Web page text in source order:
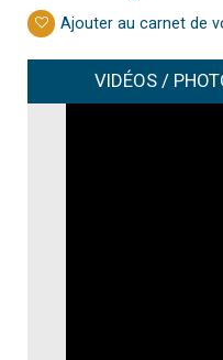
Ajouter au carnet de
VIDÉOS /